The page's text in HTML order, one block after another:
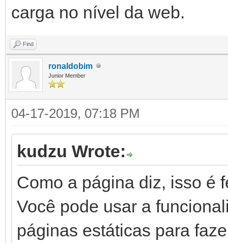
carga no nível da web.
Find
ronaldobim
Junior Member
04-17-2019, 07:18 PM
kudzu Wrote:
Como a página diz, isso é
Você pode usar a
páginas estáticas para